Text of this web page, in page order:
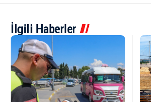
İlgili Haberler